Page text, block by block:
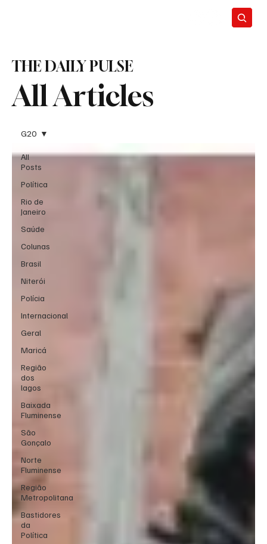
All Articles
THE DAILY PULSE
All
Posts
Política
Rio de
Janeiro
Saúde
Colunas
Brasil
Niterói
Polícia
Internacional
Geral
Maricá
Região
dos
lagos
Baixada
Fluminense
São
Gonçalo
Norte
Fluminense
Região
Metropolitana
Bastidores
da
Política
G20